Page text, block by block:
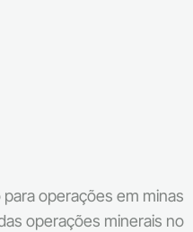
operações em minas
operações minerais no